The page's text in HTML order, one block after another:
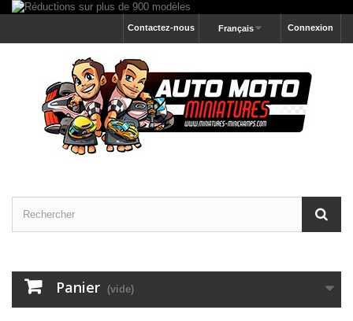
Connexion
Français
Contactez-nous
Panier (vide)